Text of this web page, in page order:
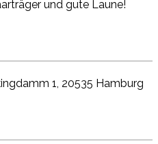
und gute Laune!
1, 20535 Hamburg